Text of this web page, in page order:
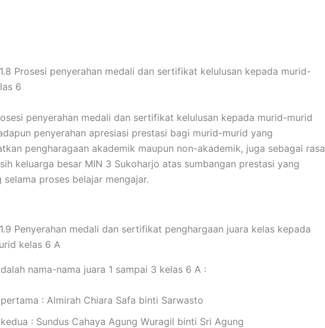
Prosesi penyerahan medali dan sertifikat kelulusan kepada murid-
6
penyerahan medali dan sertifikat kelulusan kepada murid-murid
penyerahan apresiasi prestasi bagi murid-murid yang
pengharagaan akademik maupun non-akademik, juga sebagai rasa
keluarga besar MIN 3 Sukoharjo atas sumbangan prestasi yang
selama proses belajar mengajar.
Penyerahan medali dan sertifikat penghargaan juara kelas kepada
kelas 6 A
nama-nama juara 1 sampai 3 kelas 6 A :
: Almirah Chiara Safa binti Sarwasto
: Sundus Cahaya Agung Wuragil binti Sri Agung